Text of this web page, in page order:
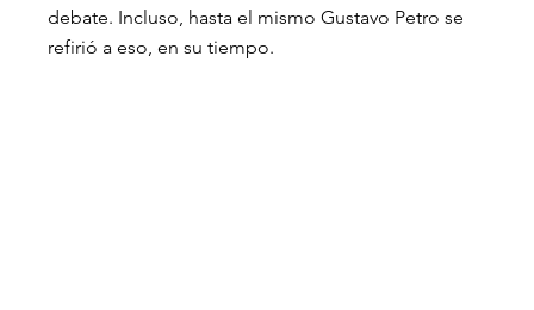
debate. Incluso, hasta el mismo Gustavo Petro se
refirió a eso, en su tiempo.